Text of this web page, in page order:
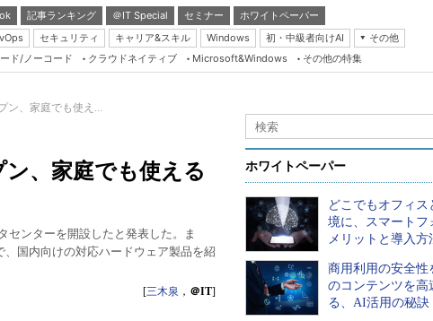
記事ランキング ＠IT Special セミナー
ホワイトペーパー
セキュリティ キャリア&スキル Windows 初・中級者向けAI
その他
Server & Storage
Java Agile
Database Expert
Linux ＆ OSS
Master of IP Network
Security & Trust
ド/ノーコード クラウドネイティブ Microsoft&Windows その他の特集
ン、家庭でも使え...
、家庭でも使える
センターを開設したと発表した。ま
、国内向けの対応ハードウェア製品を紹
[三木泉 ， ＠IT]
ホワイトペーパー
どこでもオフィス
境に、スマートフ
メリットと導入方
商用利用の安全性
のコンテンツを高
る、AI活用の秘訣